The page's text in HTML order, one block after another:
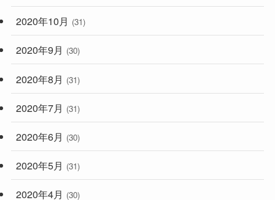
2020年10月 (31)
2020年9月 (30)
2020年8月 (31)
2020年7月 (31)
2020年6月 (30)
2020年5月 (31)
2020年4月 (30)